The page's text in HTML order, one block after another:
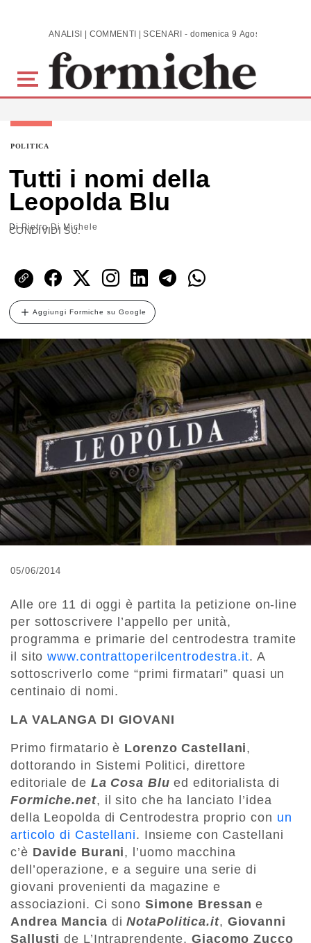
Skip to main content ANALISI | COMMENTI | SCENARI - domenica 9 Agosto 2026
POLITICA
Tutti i nomi della
Leopolda Blu
DiPietro Di Michele
CONDIVIDI SU:
Aggiungi Formiche su Google
05/06/2014
Alle ore 11 di oggi è partita la petizione on-line
per sottoscrivere l’appello per unità,
programma e primarie del centrodestra tramite
il sitowww.contrattoperilcentrodestra.it. A
sottoscriverlo come “primi firmatari” quasi un
centinaio di nomi.
LA VALANGA DI GIOVANI
Primo firmatario è Lorenzo Castellani,
dottorando in Sistemi Politici, direttore
editoriale de La Cosa Blu ed editorialista di
Formiche.net, il sito che ha lanciato l’idea
della Leopolda di Centrodestra proprio con un
articolo di Castellani. Insieme con Castellani
c’è Davide Burani, l’uomo macchina
dell’operazione, e a seguire una serie di
giovani provenienti da magazine e
associazioni. Ci sono Simone Bressan e
Andrea Mancia diNotaPolitica.it, Giovanni
Sallusti de L’Intraprendente,Giacomo Zucco